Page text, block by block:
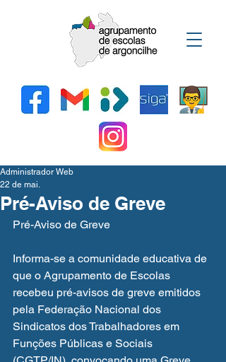
Pré-Aviso de Greve
Administrador Web
22 de mai.
Pré-Aviso de Greve
Informa-se a comunidade educativa de
que o Agrupamento de Escolas
recebeu pré-avisos de greve emitidos
pela Federação Nacional dos
Sindicatos dos Trabalhadores em
Funções Públicas e Sociais